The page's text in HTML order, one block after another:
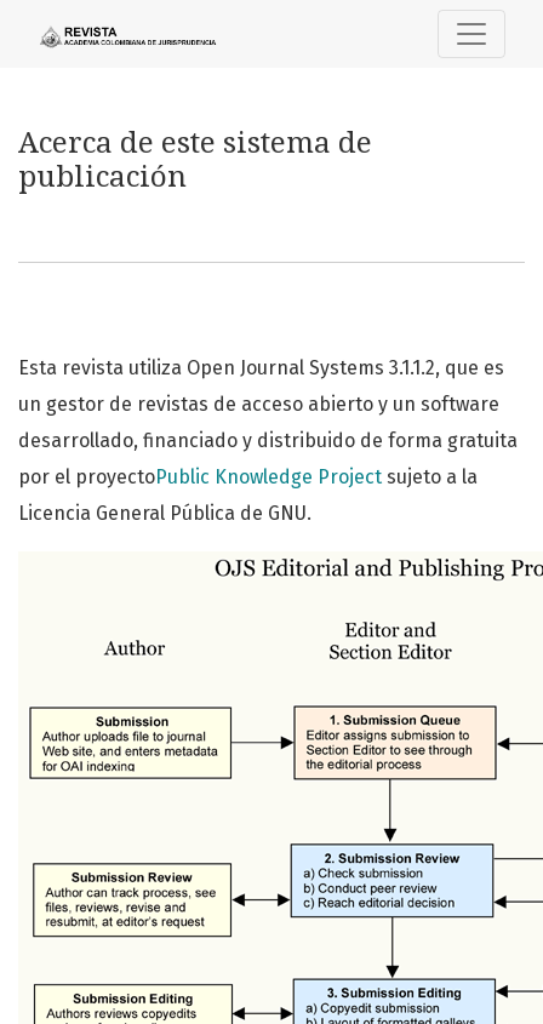
Acerca de este sistema de
publicación
Esta revista utiliza Open Journal Systems 3.1.1.2, que es
un gestor de revistas de acceso abierto y un software
desarrollado, financiado y distribuido de forma gratuita
por el proyectoPublic Knowledge Project sujeto a la
Licencia General Pública de GNU.